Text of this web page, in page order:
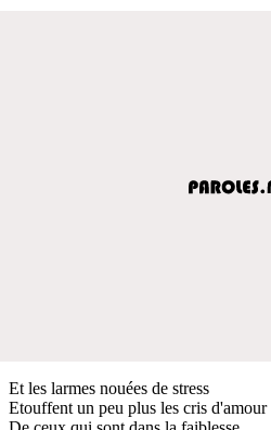
Et les larmes nouées de stress
Etouffent un peu plus les cris d'amour